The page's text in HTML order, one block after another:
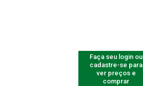
Faça seu login ou
cadastre-se para
ver preços e
comprar